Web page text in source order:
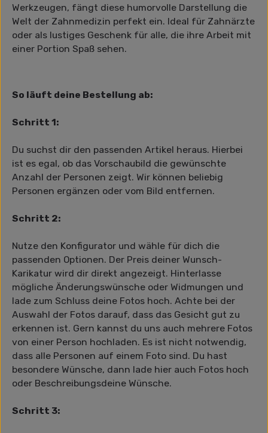
Werkzeugen, fängt diese humorvolle Darstellung die
Welt der Zahnmedizin perfekt ein. Ideal für Zahnärzte
oder als lustiges Geschenk für alle, die ihre Arbeit mit
einer Portion Spaß sehen.
So läuft deine Bestellung ab:
Schritt 1:
Du suchst dir den passenden Artikel heraus. Hierbei
ist es egal, ob das Vorschaubild die gewünschte
Anzahl der Personen zeigt. Wir können beliebig
Personen ergänzen oder vom Bild entfernen.
Schritt 2:
Nutze den Konfigurator und wähle für dich die
passenden Optionen. Der Preis deiner Wunsch-
Karikatur wird dir direkt angezeigt. Hinterlasse
mögliche Änderungswünsche oder Widmungen und
lade zum Schluss deine Fotos hoch. Achte bei der
Auswahl der Fotos darauf, dass das Gesicht gut zu
erkennen ist. Gern kannst du uns auch mehrere Fotos
von einer Person hochladen. Es ist nicht notwendig,
dass alle Personen auf einem Foto sind. Du hast
besondere Wünsche, dann lade hier auch Fotos hoch
oder Beschreibungsdeine Wünsche.
Schritt 3: